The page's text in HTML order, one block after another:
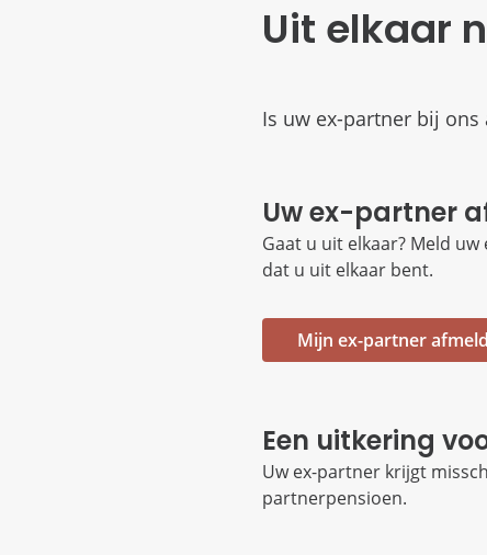
Uit elkaar
Is uw ex-partner bij
Uw ex-partner
Gaat u uit elkaar? Meld
dat u uit elkaar bent.
Mijn ex-partner
Een uitkering
Uw ex-partner krijgt
partnerpensioen.